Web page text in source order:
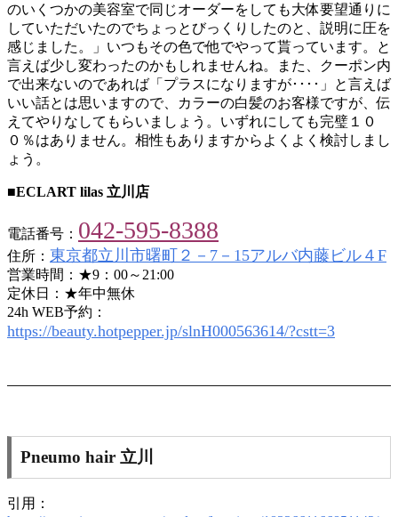
のいくつかの美容室で同じオーダーをしても大体要望通りに
していただいたのでちょっとびっくりしたのと、説明に圧を
感じました。」いつもその色で他でやって貰っています。と
言えば少し変わったのかもしれませんね。また、クーポン内
で出来ないのであれば「プラスになりますが････」と言えば
いい話とは思いますので、カラーの白髪のお客様ですが、伝
えてやりなしてもらいましょう。いずれにしても完璧１０
０％はありません。相性もありますからよくよく検討しまし
ょう。
■ECLART lilas 立川店
電話番号： 042-595-8388
住所： 東京都立川市曙町２－7－15アルバ内藤ビル４F
営業時間：★9：00～21:00
定休日：★年中無休
24h WEB予約：
https://beauty.hotpepper.jp/slnH000563614/?cstt=3
Pneumo hair 立川
引用：